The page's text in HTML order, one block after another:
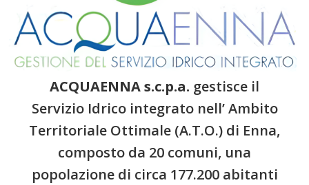
ACQUAENNA s.c.p.a. gestisce il
Servizio Idrico integrato nell’ Ambito
Territoriale Ottimale (A.T.O.) di Enna,
composto da 20 comuni, una
popolazione di circa 177.200 abitanti